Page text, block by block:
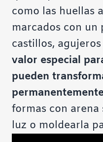
como las huellas
marcados con un
castillos,
valor especial
pueden
formas con arena
luz o moldearla